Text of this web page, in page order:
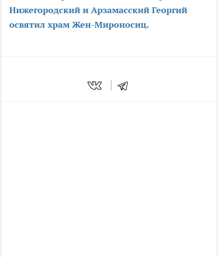
Нижегородский и Арзамасский Георгий
освятил храм Жен-Мироносиц.